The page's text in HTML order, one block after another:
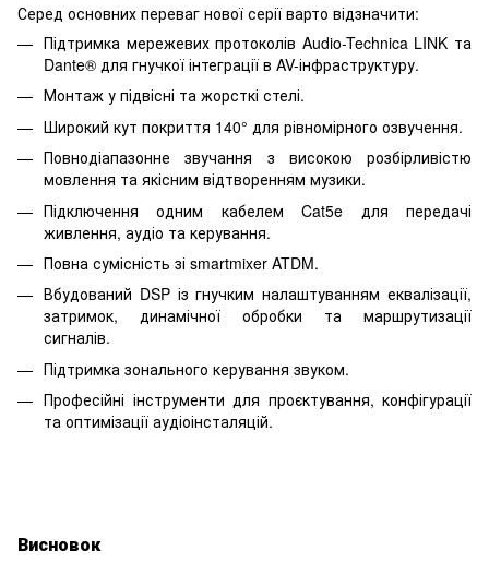
Серед основних переваг нової серії варто відзначити:
Підтримка мережевих протоколів Audio-Technica LINK та
Dante® для гнучкої інтеграції в AV-інфраструктуру.
Монтаж у підвісні та жорсткі стелі.
Широкий кут покриття 140° для рівномірного озвучення.
Повнодіапазонне звучання з високою розбірливістю
мовлення та якісним відтворенням музики.
Підключення одним кабелем Cat5e для передачі
живлення, аудіо та керування.
Повна сумісність зі smartmixer ATDM.
Вбудований DSP із гнучким налаштуванням еквалізації,
затримок, динамічної обробки та маршрутизації
сигналів.
Підтримка зонального керування звуком.
Професійні інструменти для проєктування, конфігурації
та оптимізації аудіоінсталяцій.
Висновок